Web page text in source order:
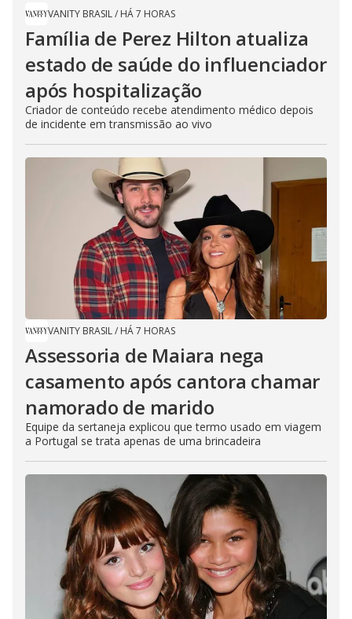
VANITY BRASIL/ HÁ 7 HORAS
Família de Perez Hilton atualiza
estado de saúde do influenciador
após hospitalização
Criador de conteúdo recebe atendimento médico depois
de incidente em transmissão ao vivo
VANITY BRASIL/ HÁ 7 HORAS
Assessoria de Maiara nega
casamento após cantora chamar
namorado de marido
Equipe da sertaneja explicou que termo usado em viagem
a Portugal se trata apenas de uma brincadeira